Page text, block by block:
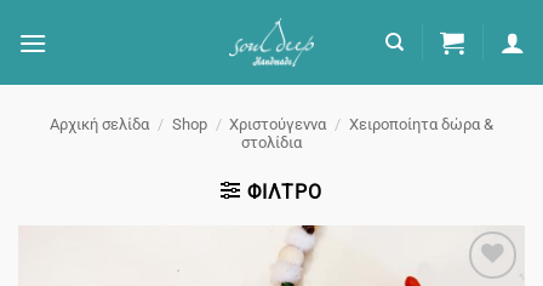
στο
Αρχική σελίδα / Shop / Χριστούγεννα / Χειροποίητα δώρα &
στολίδια
ΦΊΛΤΡΟ